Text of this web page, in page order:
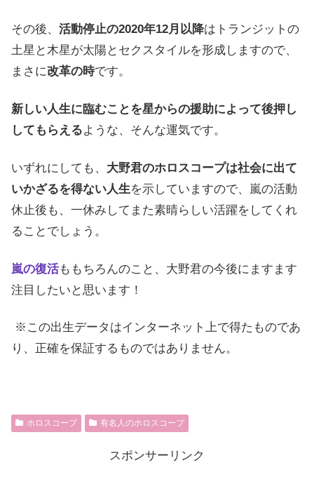
その後、 活動停止の2020年12月以降はトランジットの
土星と木星が太陽とセクスタイルを形成しますので、
まさに改革の時です。
新しい人生に臨むことを星からの援助によって後押し
してもらえるような、そんな運気です。
いずれにしても、 大野君のホロスコープは社会に出て
いかざるを得ない人生を示していますので、嵐の活動
休止後も、一休みしてまた素晴らしい活躍をしてくれ
ることでしょう。
嵐の復活ももちろんのこと、大野君の今後にますます
注目したいと思います！
※この出生データはインターネット上で得たものであ
り、正確を保証するものではありません。
ホロスコープ 有名人のホロスコープ
スポンサーリンク